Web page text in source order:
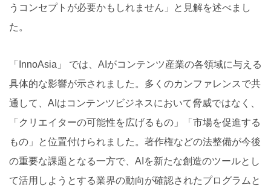
うコンセプトが必要かもしれません」と見解を述べまし
た。
「InnoAsia」 では、AIがコンテンツ産業の各領域に与える
具体的な影響が示されました。多くのカンファレンスで共
通して、AIはコンテンツビジネスにおいて脅威ではなく、
「クリエイターの可能性を広げるもの」「市場を促進する
もの」と位置付けられました。著作権などの法整備が今後
の重要な課題となる一方で、AIを新たな創造のツールとし
て活用しようとする業界の動向が確認されたプログラムと